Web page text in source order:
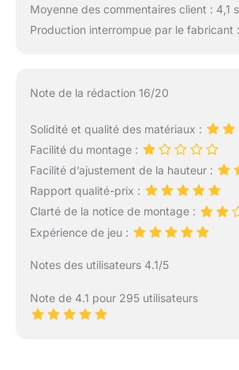
Moyenne des commentaires client : 4,1
Production interrompue par le fabricant
Note de la rédaction 16/20
Solidité et qualité des matériaux :
Facilité du montage :
Facilité d’ajustement de la hauteur :
Rapport qualité-prix :
Clarté de la notice de montage :
Expérience de jeu :
Notes des utilisateurs 4.1/5
Note de 4.1 pour 295 utilisateurs